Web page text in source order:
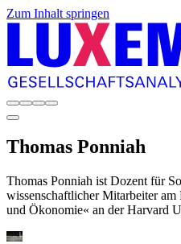
Zum Inhalt springen
Thomas Ponniah
Thomas Ponniah ist Dozent für
wissenschaftlicher Mitarbeiter
und Ökonomie« an der Harvard